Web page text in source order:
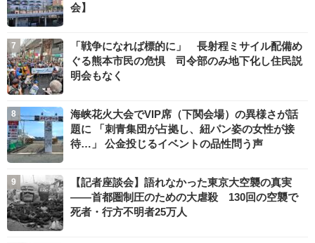
会】
「戦争になれば標的に」 長射程ミサイル配備め
ぐる熊本市民の危惧 司令部のみ地下化し住民説
明会もなく
海峡花火大会でVIP席（下関会場）の異様さが話
題に 「刺青集団が占拠し、紐パン姿の女性が接
待…」 公金投じるイベントの品性問う声
【記者座談会】語れなかった東京大空襲の真実
――首都圏制圧のための大虐殺 130回の空襲で
死者・行方不明者25万人